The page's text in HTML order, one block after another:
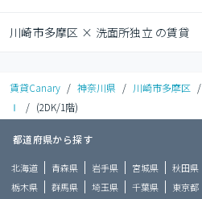
川崎市多摩区 × 洗面所独立 の賃貸
賃貸Canary / 神奈川県 / 川崎市多摩区 /
Ⅰ
/ (2DK/1階)
都道府県から探す
北海道 青森県 岩手県 宮城県 秋田県
栃木県
群馬県 埼玉県 千葉県 東京都